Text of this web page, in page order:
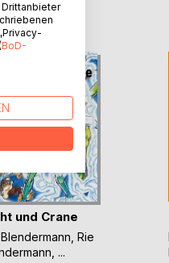
BoD
und Crane
Rie
, ...
BoD-